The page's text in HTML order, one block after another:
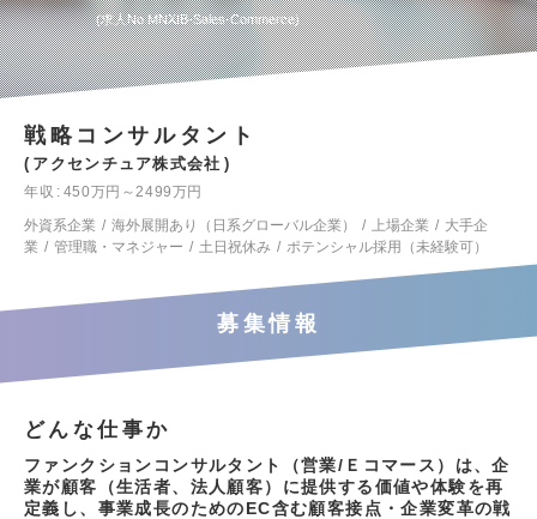
求人No.MNXIB-Sales-Commerce
戦略コンサルタント
アクセンチュア株式会社
年収
450万円～2499万円
外資系企業
海外展開あり（日系グローバル企業） 上場企業
大手企
業
管理職・マネジャー 土日祝休み ポテンシャル採用（未経験可）
募集情報
どんな仕事か
ファンクションコンサルタント（営業/Ｅコマース）は、企
業が顧客（生活者、法人顧客）に提供する価値や体験を再
定義し、事業成長のためのEC含む顧客接点・企業変革の戦